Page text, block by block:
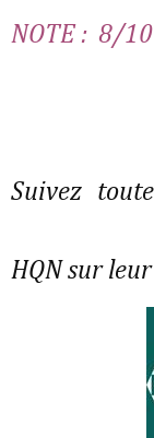
NOTE : 8/10
Suivez
HQN sur